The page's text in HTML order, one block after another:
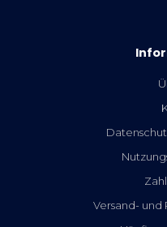
Versand-